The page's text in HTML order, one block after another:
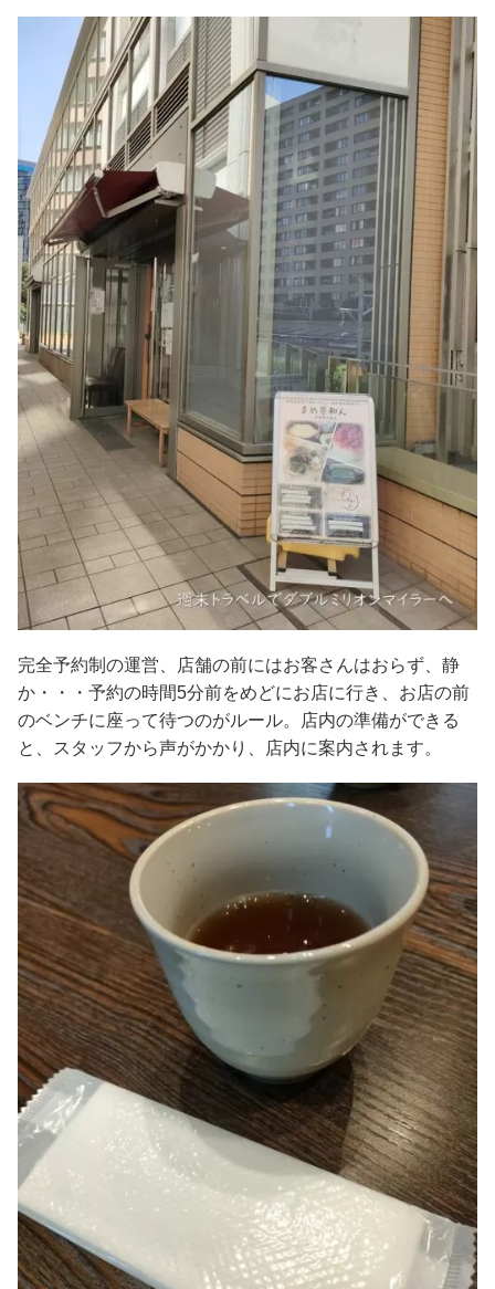
完全予約制の運営、店舗の前にはお客さんはおらず、静
か・・・予約の時間5分前をめどにお店に行き、お店の前
のベンチに座って待つのがルール。店内の準備ができる
と、スタッフから声がかかり、店内に案内されます。